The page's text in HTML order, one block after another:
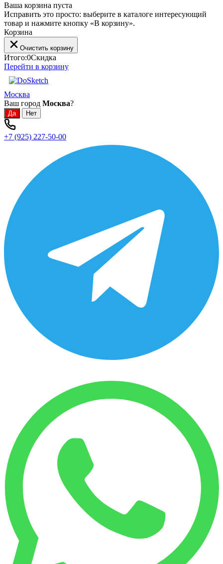
Ваша корзина пуста
Исправить это просто: выберите в каталоге интересующий
товар и нажмите кнопку «В корзину».
Корзина
Очистить корзину
Итого:0Скидка
Перейти в корзину
Москва
Ваш город Москва?
+7 (925) 227-50-00